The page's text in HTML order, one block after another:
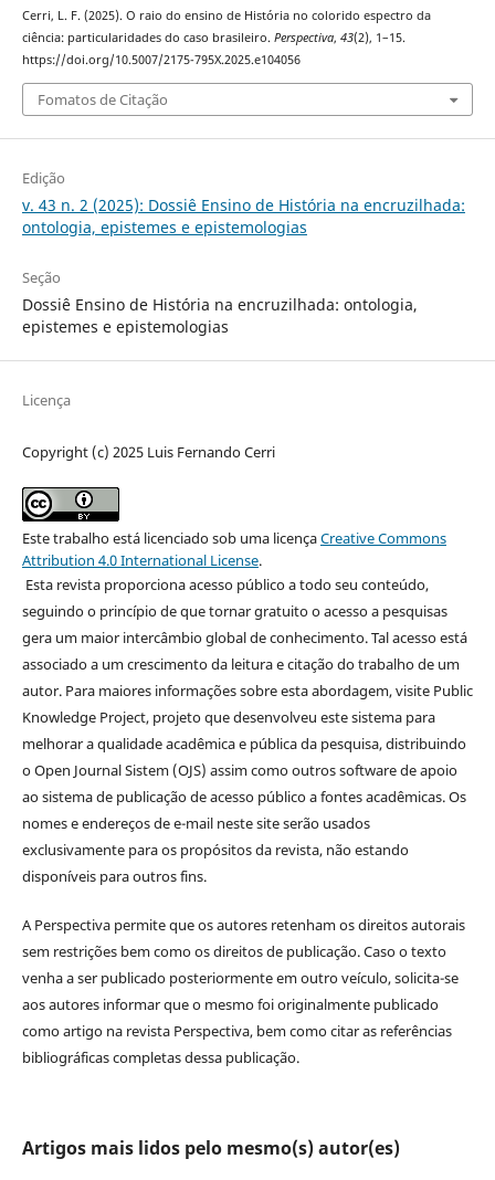
Cerri, L. F. (2025). O raio do ensino de História no colorido espectro da
ciência: particularidades do caso brasileiro. Perspectiva, 43(2), 1–15.
https://doi.org/10.5007/2175-795X.2025.e104056
Fomatos de Citação
Edição
v. 43 n. 2 (2025): Dossiê Ensino de História na encruzilhada:
ontologia, epistemes e epistemologias
Seção
Dossiê Ensino de História na encruzilhada: ontologia,
epistemes e epistemologias
Licença
Copyright (c) 2025 Luis Fernando Cerri
Este trabalho está licenciado sob uma licençaCreative Commons
Attribution 4.0 International License.
Esta revista proporciona acesso público a todo seu conteúdo,
seguindo o princípio de que tornar gratuito o acesso a pesquisas
gera um maior intercâmbio global de conhecimento. Tal acesso está
associado a um crescimento da leitura e citação do trabalho de um
autor. Para maiores informações sobre esta abordagem, visite Public
Knowledge Project, projeto que desenvolveu este sistema para
melhorar a qualidade acadêmica e pública da pesquisa, distribuindo
o Open Journal Sistem (OJS) assim como outros software de apoio
ao sistema de publicação de acesso público a fontes acadêmicas. Os
nomes e endereços de e-mail neste site serão usados
exclusivamente para os propósitos da revista, não estando
disponíveis para outros fins.
A Perspectiva permite que os autores retenham os direitos autorais
sem restrições bem como os direitos de publicação. Caso o texto
venha a ser publicado posteriormente em outro veículo, solicita-se
aos autores informar que o mesmo foi originalmente publicado
como artigo na revista Perspectiva, bem como citar as referências
bibliográficas completas dessa publicação.
Artigos mais lidos pelo mesmo(s) autor(es)